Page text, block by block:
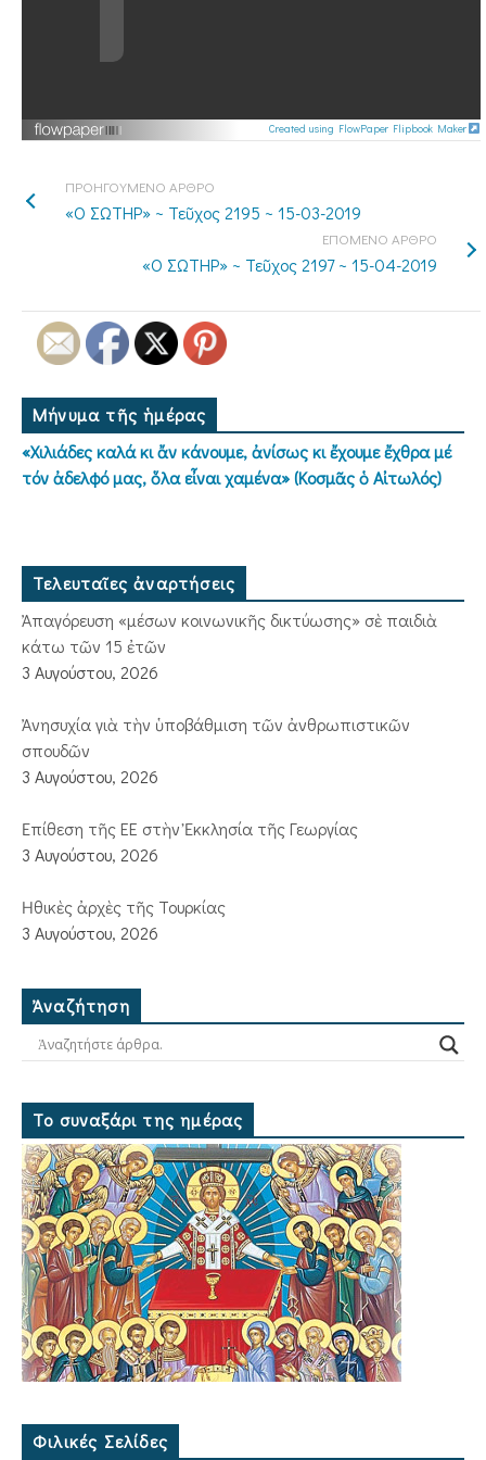
Created using FlowPaper Flipbook Maker
ΠΡΟΗΓΟΥΜΕΝΟ ΑΡΘΡΟ
«Ο ΣΩΤΗΡ» ~ Τεῦχος 2195 ~ 15-03-2019
ΕΠΟΜΕΝΟ ΑΡΘΡΟ
«Ο ΣΩΤΗΡ» ~ Τεῦχος 2197 ~ 15-04-2019
Μήνυμα τῆς ἡμέρας
«Χιλιάδες καλά κι ἄν κάνουμε, ἀνίσως κι ἔχουμε ἔχθρα μέ
τόν ἀδελφό μας, ὅλα εἶναι χαμένα» (Κοσμᾶς ὁ Αἰτωλός)
Τελευταῖες ἀναρτήσεις
Ἀπαγόρευση «μέσων κοινωνικῆς δικτύωσης» σὲ παιδιὰ
κάτω τῶν 15 ἐτῶν
3 Αυγούστου, 2026
Ἀνησυχία γιὰ τὴν ὑποβάθμιση τῶν ἀνθρωπιστικῶν
σπουδῶν
3 Αυγούστου, 2026
Ἐπίθεση τῆς ΕΕ στὴν Ἐκκλησία τῆς Γεωργίας
3 Αυγούστου, 2026
Ἠθικὲς ἀρχὲς τῆς Τουρκίας
3 Αυγούστου, 2026
Ἀναζήτηση
Το συναξάρι της ημέρας
Φιλικές Σελίδες